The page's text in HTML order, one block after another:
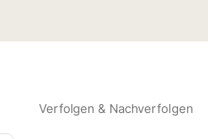
Verfolgen & Nachverfolgen